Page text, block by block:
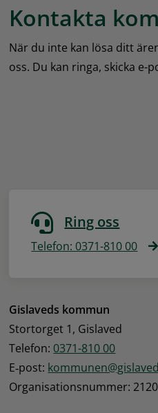
Kontakta
När du inte kan lösa ditt
oss. Du kan ringa, skicka e-
Ring oss
Telefon: 0371-810 00
Gislaveds kommun
Stortorget 1, Gislaved
Telefon: 0371-810 00
E‑post:
Organisationsnummer: